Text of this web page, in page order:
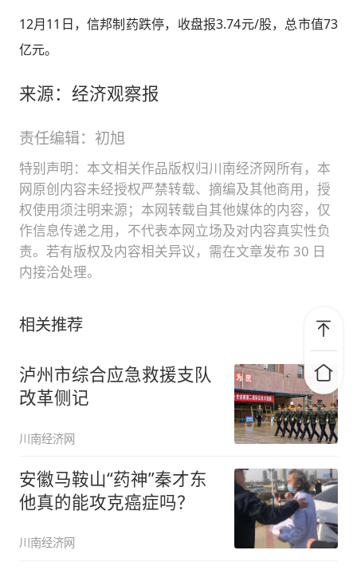
12月11日，信邦制药跌停，收盘报3.74元/股，总市值73
亿元。
来源：经济观察报
责任编辑：初旭
特别声明：本文相关作品版权归川南经济网所有，本
网原创内容未经授权严禁转载、摘编及其他商用，授
权使用须注明来源；本网转载自其他媒体的内容，仅
作信息传递之用，不代表本网立场及对内容真实性负
责。若有版权及内容相关异议，需在文章发布 30 日
内接洽处理。
相关推荐
泸州市综合应急救援支队
改革侧记
川南经济网
安徽马鞍山“药神”秦才东
他真的能攻克癌症吗？
川南经济网